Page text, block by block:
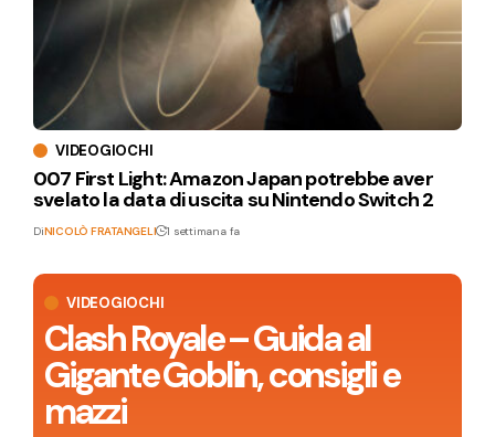
VIDEOGIOCHI
Clash Royale – Guida al
Gigante Goblin, consigli e
mazzi
VIDEOGIOCHI
007 First Light: Amazon Japan potrebbe aver
svelato la data di uscita su Nintendo Switch 2
DiNICOLÒ FRATANGELI 1 settimana fa